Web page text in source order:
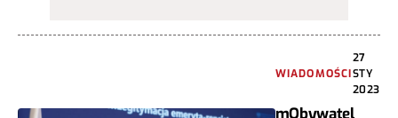
WIADOMOŚCI
27
STY
2023
mObywatel